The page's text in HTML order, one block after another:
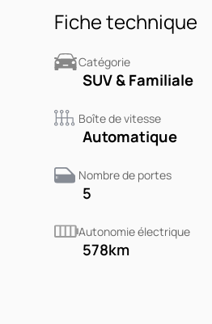
Fiche technique
Catégorie
SUV & Familiale
Boîte de vitesse
Automatique
Nombre de portes
5
Autonomie électrique
578km